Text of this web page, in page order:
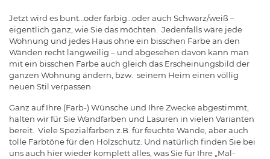
Jetzt wird es bunt…oder farbig…oder auch Schwarz/weiß –
eigentlich ganz, wie Sie das möchten. Jedenfalls wäre jede
Wohnung und jedes Haus ohne ein bisschen Farbe an den
Wänden recht langweilig – und abgesehen davon kann man
mit ein bisschen Farbe auch gleich das Erscheinungsbild der
ganzen Wohnung ändern, bzw. seinem Heim einen völlig
neuen Stil verpassen.
Ganz auf Ihre (Farb-) Wünsche und Ihre Zwecke abgestimmt,
halten wir für Sie Wandfarben und Lasuren in vielen Varianten
bereit. Viele Spezialfarben z.B. für feuchte Wände, aber auch
tolle Farbtöne für den Holzschutz. Und natürlich finden Sie bei
uns auch hier wieder komplett alles, was Sie für Ihre „Mal-